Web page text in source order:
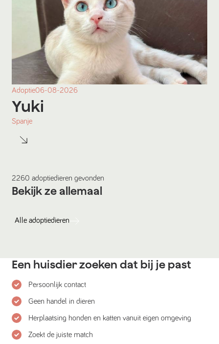
Adoptie06-08-2026
Yuki
Spanje
2260 adoptiedieren gevonden
Bekijk ze allemaal
Alle adoptiedieren
Een huisdier zoeken dat bij je past
Persoonlijk contact
Geen handel in dieren
Herplaatsing honden en katten vanuit eigen omgeving
Zoekt de juiste match